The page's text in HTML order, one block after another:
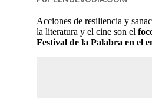
Acciones de resiliencia y
la literatura y el cine son el
Festival de la Palabra en el